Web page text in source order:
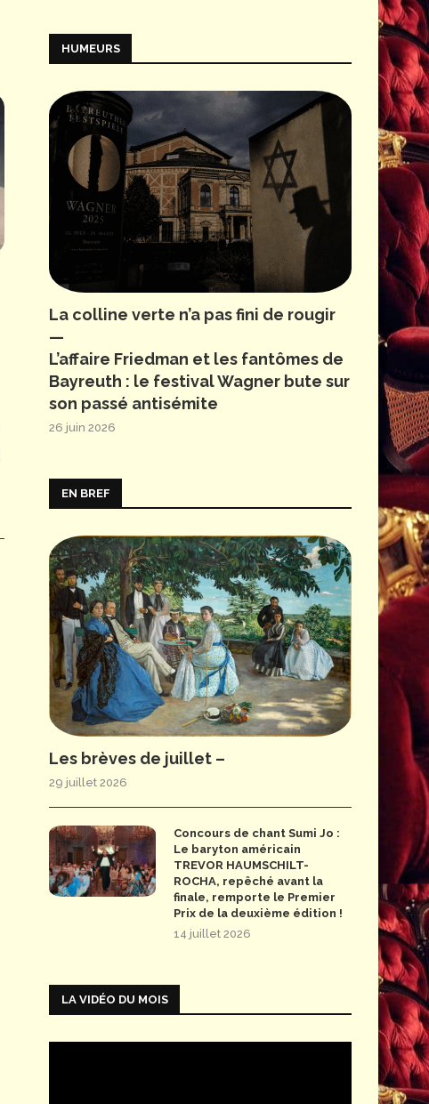
HUMEURS
La colline verte n’a pas fini de rougir
—
L’affaire Friedman et les fantômes de
Bayreuth : le festival Wagner bute sur
son passé antisémite
26 juin 2026
EN BREF
Les brèves de juillet –
29 juillet 2026
Concours de chant Sumi Jo :
Le baryton américain
TREVOR HAUMSCHILT-
ROCHA, repêché avant la
finale, remporte le Premier
Prix de la deuxième édition !
14 juillet 2026
LA VIDÉO DU MOIS